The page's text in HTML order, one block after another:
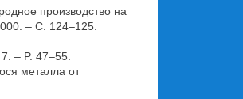
производство на
– С. 124–125.
– P. 47–55.
металла от